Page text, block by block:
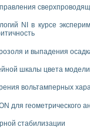
поля для испытаний
NI CompactDAQ
NI в курсе
и выпадения
шкалы цвета
вольтамперных
для геометрического
стабилизации